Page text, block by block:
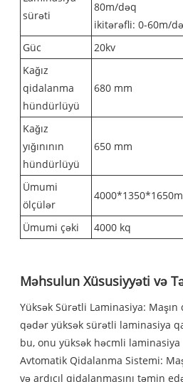
sürəti
80m/dəq
ikitərəfli: 0-60m/
Güc
20kv
Kağız
qidalanma
hündürlüyü
680 mm
Kağız
yığınının
hündürlüyü
650 mm
Ümumi
ölçülər
Ümumi çəki 4000 kq
Məhsulun Xüsusiyyəti və
Yüksək Sürətli Laminasiya:
qədər yüksək sürətli laminasiya
bu, onu yüksək həcmli
Avtomatik Qidalanma Sistemi:
və ardıcıl qidalanmasını təmin